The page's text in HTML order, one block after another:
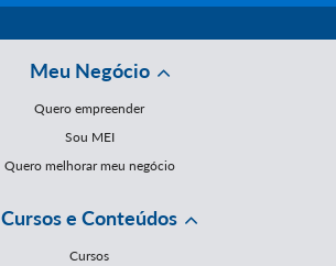
Meu Negócio
Quero empreender
Sou MEI
Quero melhorar meu negócio
Cursos e Conteúdos
Cursos